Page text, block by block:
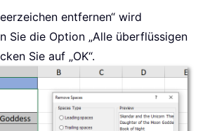
entfernen“ wird
Sie die Option „Alle überflüssigen
Sie auf „OK“.